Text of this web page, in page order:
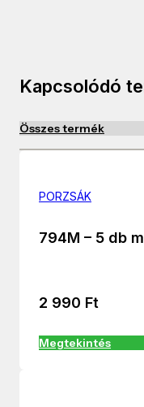
Kapcsolódó
Összes termék
PORZSÁK
794M – 5 db
2 990 Ft
Megtekintés